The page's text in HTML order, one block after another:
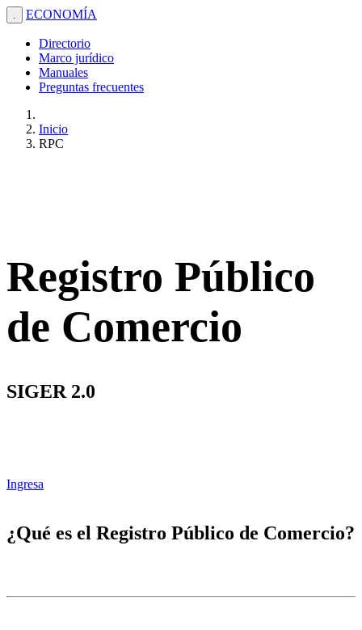
. ECONOMÍA
Directorio
Marco jurídico
Manuales
Preguntas frecuentes
Inicio
RPC
Registro Público
de Comercio
SIGER 2.0
Ingresa
¿Qué es el Registro Público de Comercio?